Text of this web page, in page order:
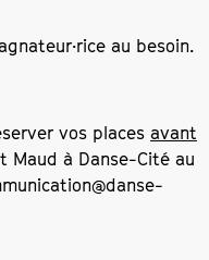
au besoin.
vos places avant
Maud à Danse-Cité au